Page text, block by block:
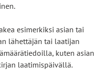
esimerkiksi asian tai
lähettäjän tai laatijan
kuten asian
laatimispäivällä.